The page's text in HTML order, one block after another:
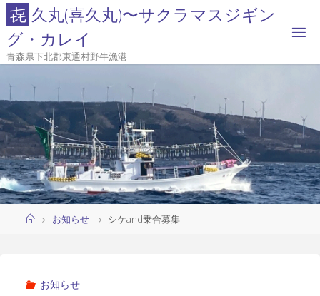
ン
テ
ン
へ
ス
キ
ッ
プ
㐂 久丸(喜久丸)〜サク ラマスジギン
グ・ カ レイ
青森県下北郡東通村野牛漁港
ホ
お知らせ シケand乗合募集
お知らせ